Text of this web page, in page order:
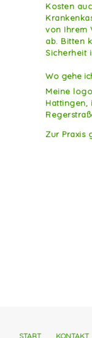
Kosten
von Ihrem
ab. Bitten
Sicherheit
Wo gehe
Meine
Hattingen,
Zur Praxis
START KONTAKT